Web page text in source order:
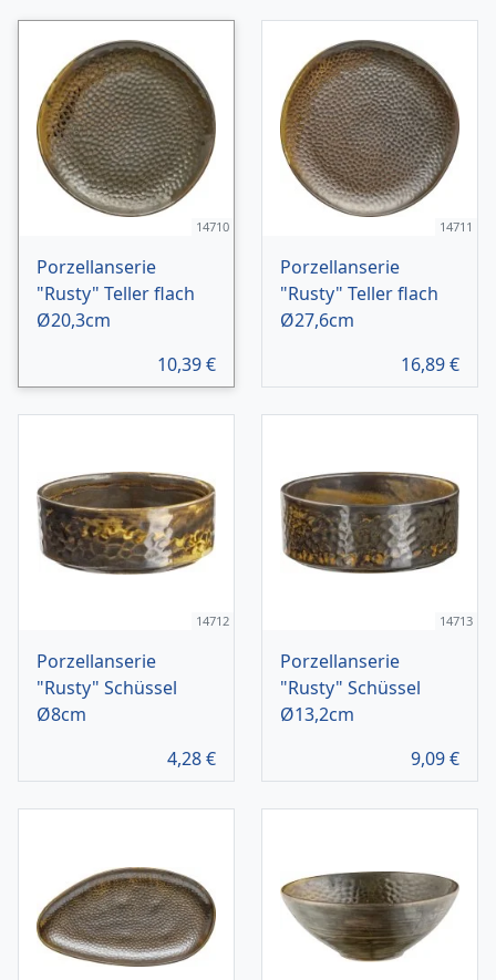
14710
Porzellanserie
"Rusty" Teller flach
Ø20,3cm
10,39€
14711
Porzellanserie
"Rusty" Teller flach
Ø27,6cm
16,89€
14712
Porzellanserie
"Rusty" Schüssel
Ø8cm
4,28€
14713
Porzellanserie
"Rusty" Schüssel
Ø13,2cm
9,09€